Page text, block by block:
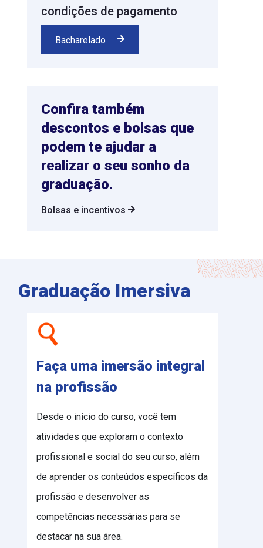
condições de pagamento
Bacharelado
Confira também
descontos e bolsas que
podem te ajudar a
realizar o seu sonho da
graduação.
Bolsas e incentivos
Graduação Imersiva
Faça uma imersão integral
na profissão
Desde o início do curso, você tem
atividades que exploram o contexto
profissional e social do seu curso, além
de aprender os conteúdos específicos da
profissão e desenvolver as
competências necessárias para se
destacar na sua área.